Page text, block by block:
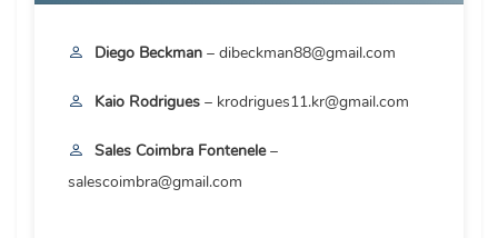
Diego Beckman – dibeckman88@gmail.com
Kaio Rodrigues – krodrigues11.kr@gmail.com
Sales Coimbra Fontenele–
salescoimbra@gmail.com